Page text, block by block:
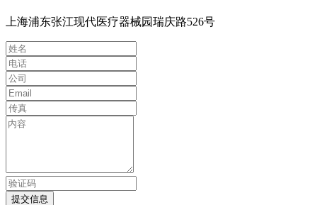
上海浦东张江现代医疗器械园瑞庆路526号
提交信息